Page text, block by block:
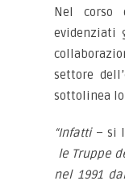
Nel corso
evidenziati
settore
sottolinea
“Infatti– si
le Truppe
nel 1991